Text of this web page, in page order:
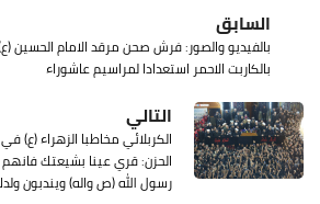
السابق
بالفيديو والصور: فرش صحن مرقد الامام الحسين
بالكاربت الاحمر استعدادا لمراسيم عاشوراء
التالي
الكربلائي مخاطبا الزهراء (ع)
الحزن: قري عينا بشيعتك
رسول الله (ص واله) ويندبون